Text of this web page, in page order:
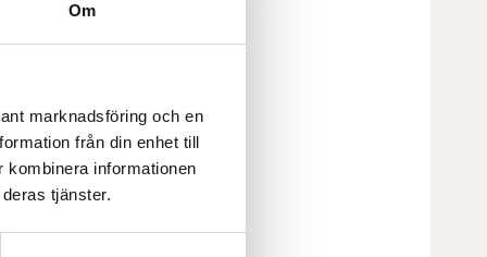
Om
marknadsföring och en
från din enhet till
informationen
tjänster.